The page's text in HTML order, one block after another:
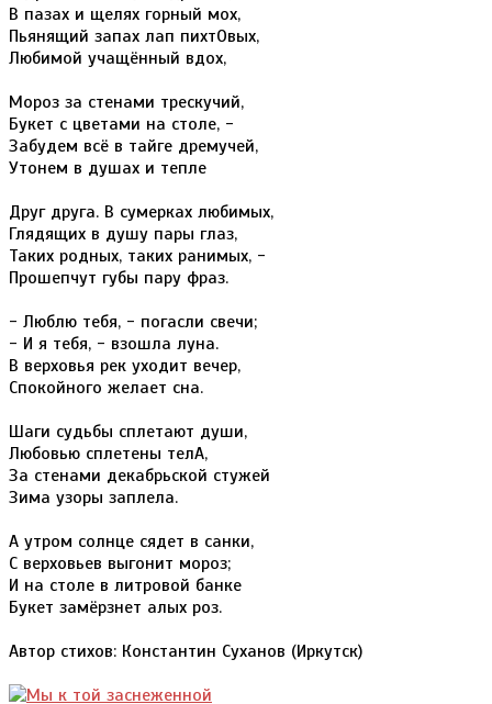
В пазах и щелях горный мох,
Пьянящий запах лап пихтОвых,
Любимой учащённый вдох,
Мороз за стенами трескучий,
Букет с цветами на столе, -
Забудем всё в тайге дремучей,
Утонем в душах и тепле
Друг друга. В сумерках любимых,
Глядящих в душу пары глаз,
Таких родных, таких ранимых, -
Прошепчут губы пару фраз.
- Люблю тебя, - погасли свечи;
- И я тебя, - взошла луна.
В верховья рек уходит вечер,
Спокойного желает сна.
Шаги судьбы сплетают души,
Любовью сплетены телА,
За стенами декабрьской стужей
Зима узоры заплела.
А утром солнце сядет в санки,
С верховьев выгонит мороз;
И на столе в литровой банке
Букет замёрзнет алых роз.
Автор стихов: Константин Суханов (Иркутск)